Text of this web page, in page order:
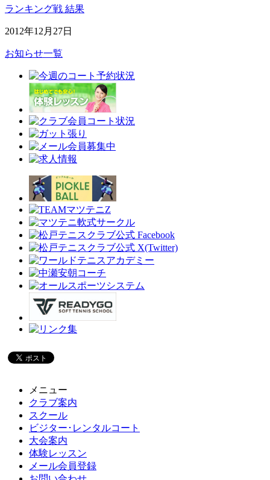
ランキング戦 結果
2012年12月27日
お知らせ一覧
メニュー
クラブ案内
スクール
ビジター･レンタルコート
大会案内
体験レッスン
メール会員登録